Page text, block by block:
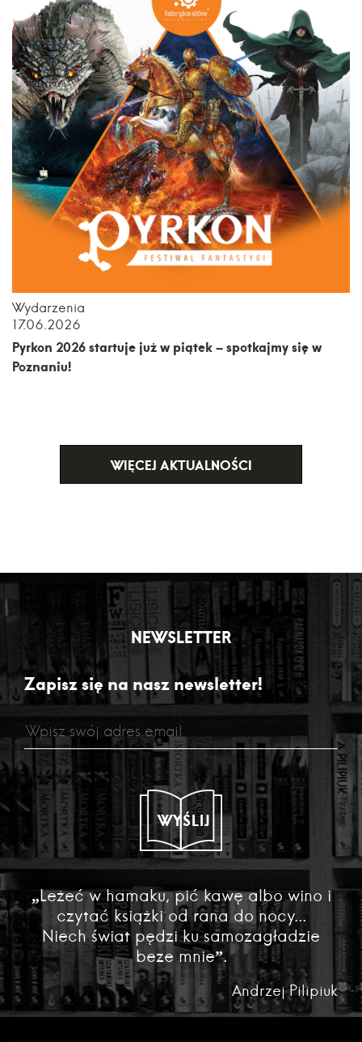
Wydarzenia
17.06.2026
Pyrkon 2026 startuje już w piątek – spotkajmy się w
Poznaniu!
WIĘCEJ AKTUALNOŚCI
NEWSLETTER
Zapisz się na nasz newsletter!
WYŚLIJ
„Leżeć w hamaku, pić kawę albo wino i
czytać książki od rana do nocy...
Niech świat pędzi ku samozagładzie
beze mnie”.
Andrzej Pilipiuk